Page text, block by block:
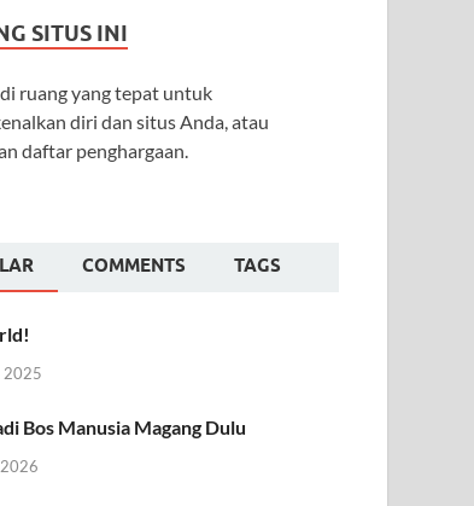
SITUS INI
ruang yang tepat untuk
diri dan situs Anda, atau
daftar penghargaan.
COMMENTS TAGS
2025
Bos Manusia Magang Dulu